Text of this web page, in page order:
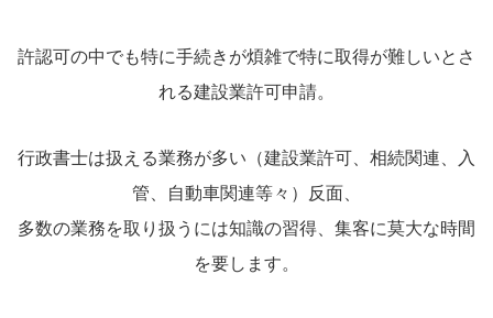
許認可の中でも特に手続きが煩雑で特に取得が難しいとさ
れる建設業許可申請。
行政書士は扱える業務が多い（建設業許可、相続関連、入
管、自動車関連等々）反面、
多数の業務を取り扱うには知識の習得、集客に莫大な時間
を要します。